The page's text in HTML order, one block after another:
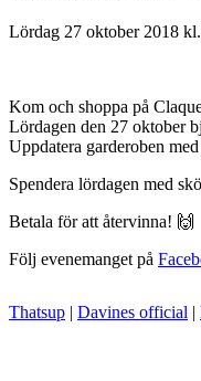
Lördag 27 oktober 2018
Kom och shoppa på
Lördagen den 27 oktober
Uppdatera garderoben
Spendera lördagen med
Betala för att återvinna! 🙌
Följ evenemanget på
Thatsup | Davines official |